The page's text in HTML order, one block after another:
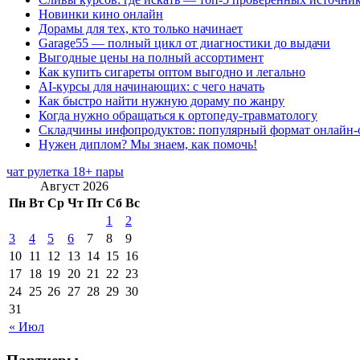
Новинки кино онлайн
Дорамы для тех, кто только начинает
Garage55 — полный цикл от диагностики до выдачи
Выгодные цены на полный ассортимент
Как купить сигареты оптом выгодно и легально
AI-курсы для начинающих: с чего начать
Как быстро найти нужную дораму по жанру
Когда нужно обращаться к ортопеду-травматологу
Складчины инфопродуктов: популярный формат онлайн-
Нужен диплом? Мы знаем, как помочь!
чат рулетка 18+ пары
Август 2026
Пн Вт Ср Чт Пт Сб Вс
« Июл
1
2
3
4 5 6 7 8
9
10 11 12 13 14 15 16
17 18 19 20 21 22 23
24 25 26 27 28 29 30
31